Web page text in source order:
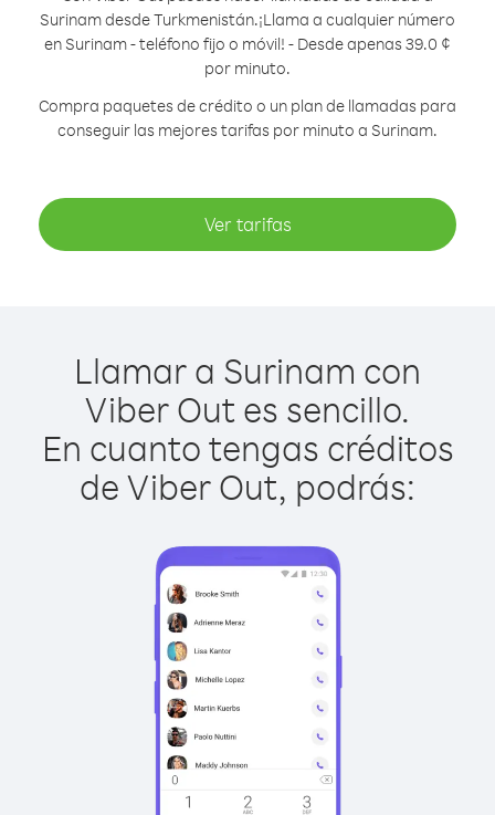
Surinam desde Turkmenistán.¡Llama a cualquier número
en Surinam - teléfono fijo o móvil! - Desde apenas 39.0 ¢
por minuto.
Compra paquetes de crédito o un plan de llamadas para
conseguir las mejores tarifas por minuto a Surinam.
Ver tarifas
Llamar a Surinam con
Viber Out es sencillo.
En cuanto tengas créditos
de Viber Out, podrás: